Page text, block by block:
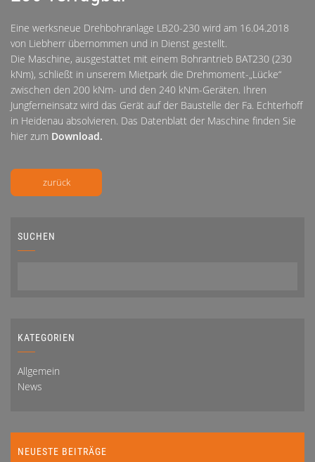
Eine werksneue Drehbohranlage LB20-230 wird am 16.04.2018
von Liebherr übernommen und in Dienst gestellt.
Die Maschine, ausgestattet mit einem Bohrantrieb BAT230 (230
kNm), schließt in unserem Mietpark die Drehmoment-„Lücke“
zwischen den 200 kNm- und den 240 kNm-Geräten. Ihren
Jungferneinsatz wird das Gerät auf der Baustelle der Fa. Echterhoff
in Heidenau absolvieren. Das Datenblatt der Maschine finden Sie
hier zum Download.
zurück
SUCHEN
KATEGORIEN
Allgemein
News
NEUESTE BEITRÄGE